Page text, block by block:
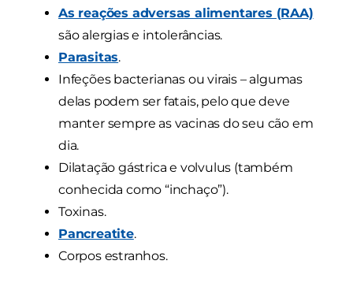
As reações adversas alimentares (RAA)
são alergias e intolerâncias.
Parasitas.
Infeções bacterianas ou virais – algumas
delas podem ser fatais, pelo que deve
manter sempre as vacinas do seu cão em
dia.
Dilatação gástrica e volvulus (também
conhecida como “inchaço”).
Toxinas.
Pancreatite.
Corpos estranhos.